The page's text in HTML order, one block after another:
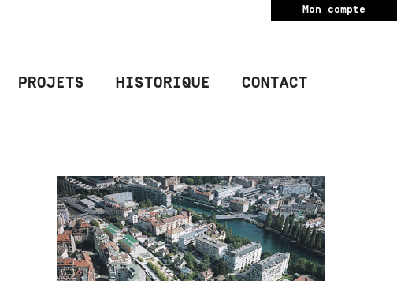
Mon compte
PROJETS HISTORIQUE CONTACT